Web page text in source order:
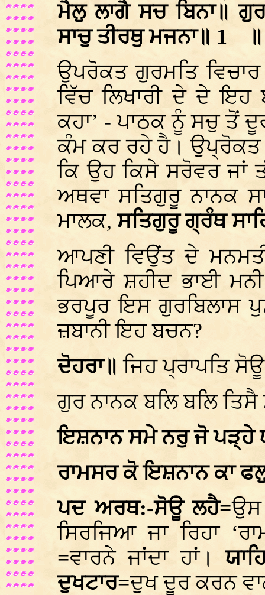
ਮੈਲੁ ਲਾਗੈ ਸਚ ਬਿਨਾ॥
ਸਾਚੁ ਤੀਰਥੁ ਮਜਨਾ॥ 1
ਉਪਰੋਕਤ ਗੁਰਮਤਿ
ਵਿੱਚ ਲਿਖਾਰੀ ਦੇ ਦੇ ਇਹ
ਕਹਾ’ - ਪਾਠਕ ਨੂੰ ਸਚੁ ਤੋਂ
ਕੰਮ ਕਰ ਰਹੇ ਹੈ। ਉਪ੍ਰੋਕਤ
ਕਿ ਉਹ ਕਿਸੇ ਸਰੋਵਰ ਜਾਂ
ਅਥਵਾ ਸਤਿਗੁਰੂ ਨਾਨਕ
ਮਾਲਕ,ਸਤਿਗੁਰੂ ਗ੍ਰੰਥ
ਆਪਣੀ ਵਿਉਂਤ ਦੇ
ਪਿਆਰੇ ਸ਼ਹੀਦ ਭਾਈ
ਭਰਪੂਰ ਇਸ ਗੁਰਬਿਲਾਸ
ਜ਼ਬਾਨੀ ਇਹ ਬਚਨ?
ਦੋਹਰਾ॥ਜਿਹ ਪ੍ਰਾਪਤਿ
ਗੁਰ ਨਾਨਕ ਬਲਿ ਬਲਿ
ਇਸ਼ਨਾਨ ਸਮੇ ਨਰੁ ਜੋ ਪੜ੍ਹੇ
ਰਾਮਸਰ ਕੋ ਇਸ਼ਨਾਨ ਕਾ
ਪਦ ਅਰਥ:-ਸੋਊ ਲਹੈ=
ਸਿਰਜਿਆ ਜਾ ਰਿਹਾ
=ਵਾਰਨੇ ਜਾਂਦਾ ਹਾਂ।
ਦੁਖਟਾਰ=ਦੁਖ ਦੂਰ ਕਰਨ